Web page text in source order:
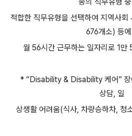
적합한 직무유형을 선택하여 지역사
676개소) 등
월 56시간 근무하는 일자리로 1
* “Disability & Disability 케어” 장
상담, 일
상생활 어려움(식사, 차량승하차, 청